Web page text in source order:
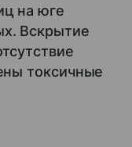
на юге
Вскрытие
токсичные